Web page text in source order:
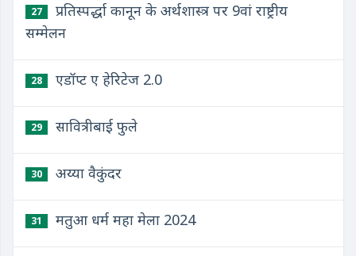
27
प्रतिस्पर्द्धा कानून के अर्थशास्त्र पर 9वां राष्ट्रीय
सम्मेलन
28 एडॉप्ट ए हेरिटेज 2.0
29 सावित्रीबाई फुले
30 अय्या वैकुंदर
31 मतुआ धर्म महा मेला 2024